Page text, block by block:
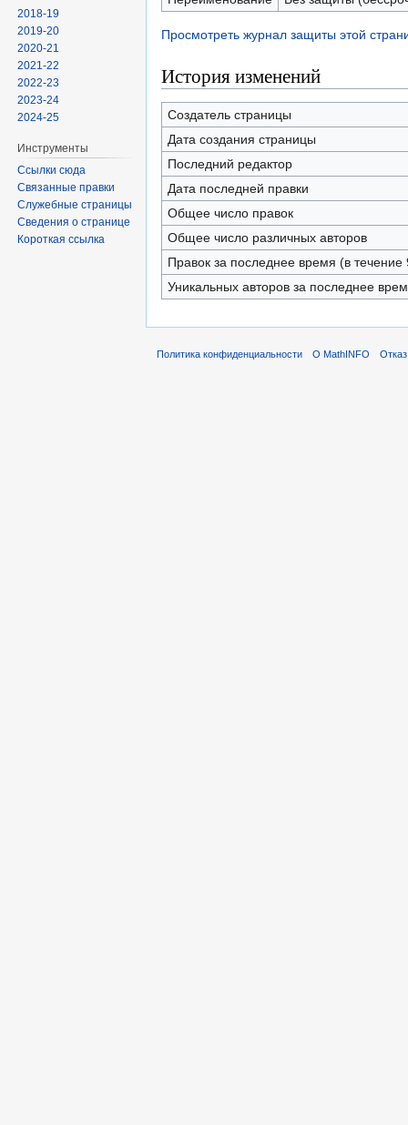
Просмотреть журнал защиты этой
История изменений
Создатель страницы
Дата создания страницы
Последний редактор
Дата последней правки
Общее число правок
Общее число различных авторов
Правок за последнее время (в течение
Уникальных авторов за последнее
2018-19
2019-20
2020-21
2021-22
2022-23
2023-24
2024-25
Инструменты
Ссылки сюда
Связанные правки
Служебные страницы
Сведения о странице
Короткая ссылка
Политика конфиденциальности О MathINFO